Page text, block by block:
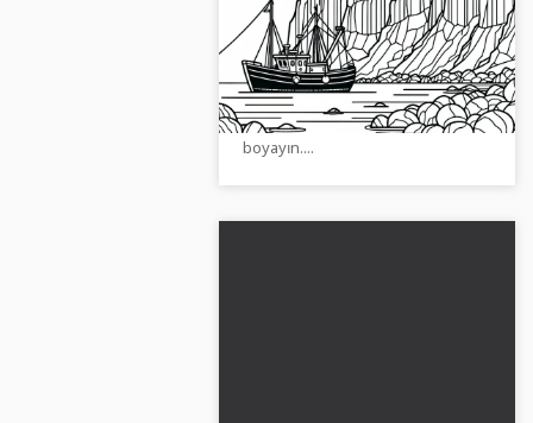
boyama sayfası indirilebilir
Bir kayalıkların altında balıkçı
botunun yaratıcı boyama
sayfasının keyfini çıkarın. Şimdi
ücretsiz indirin ve çevrimiçi
boyayın....